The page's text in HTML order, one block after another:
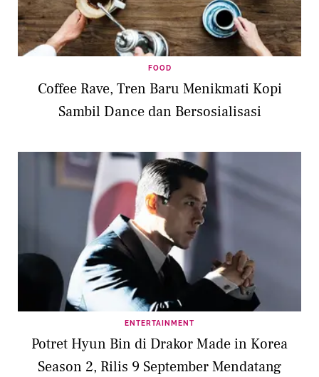
FOOD
Coffee Rave, Tren Baru Menikmati Kopi
Sambil Dance dan Bersosialisasi
ENTERTAINMENT
Potret Hyun Bin di Drakor Made in Korea
Season 2, Rilis 9 September Mendatang